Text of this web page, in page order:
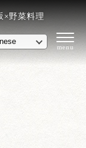
×野菜料理